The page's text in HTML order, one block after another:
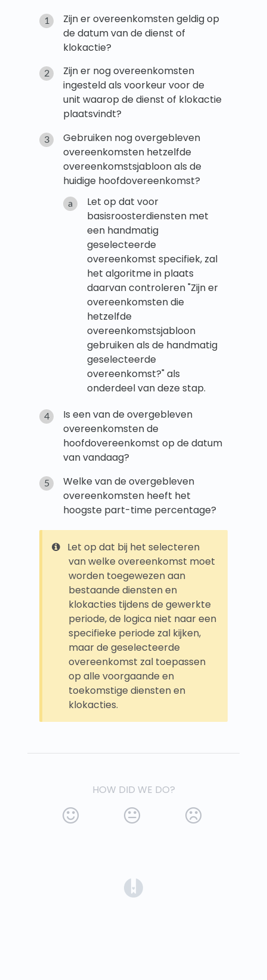
Zijn er overeenkomsten geldig op
de datum van de dienst of
klokactie?
Zijn er nog overeenkomsten
ingesteld als voorkeur voor de
unit waarop de dienst of klokactie
plaatsvindt?
Gebruiken nog overgebleven
overeenkomsten hetzelfde
overeenkomstsjabloon als de
huidige hoofdovereenkomst?
Let op dat voor
basisroosterdiensten met
een handmatig
geselecteerde
overeenkomst specifiek, zal
het algoritme in plaats
daarvan controleren "Zijn er
overeenkomsten die
hetzelfde
overeenkomstsjabloon
gebruiken als de handmatig
geselecteerde
overeenkomst?" als
onderdeel van deze stap.
Is een van de overgebleven
overeenkomsten de
hoofdovereenkomst op de datum
van vandaag?
Welke van de overgebleven
overeenkomsten heeft het
hoogste part-time percentage?
Let op dat bij het selecteren
van welke overeenkomst moet
worden toegewezen aan
bestaande diensten en
klokacties tijdens de gewerkte
periode, de logica niet naar een
specifieke periode zal kijken,
maar de geselecteerde
overeenkomst zal toepassen
op alle voorgaande en
toekomstige diensten en
klokacties.
HOW DID WE DO?